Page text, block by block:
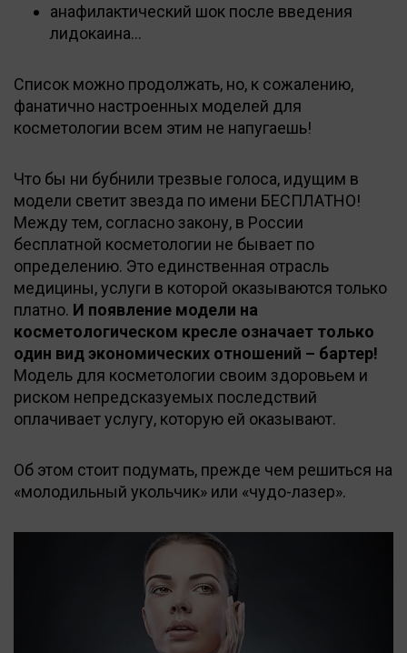
анафилактический шок после введения
лидокаина…
Список можно продолжать, но, к сожалению,
фанатично настроенных моделей для
косметологии всем этим не напугаешь!
Что бы ни бубнили трезвые голоса, идущим в
модели светит звезда по имени БЕCПЛАТНО!
Между тем, согласно закону, в России
бесплатной косметологии не бывает по
определению. Это единственная отрасль
медицины, услуги в которой оказываются только
платно. И появление модели на
косметологическом кресле означает только
один вид экономических отношений – бартер!
Модель для косметологии своим здоровьем и
риском непредсказуемых последствий
оплачивает услугу, которую ей оказывают.
Об этом стоит подумать, прежде чем решиться на
«молодильный укольчик» или «чудо-лазер».